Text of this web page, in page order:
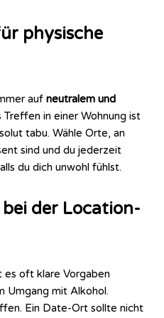
physische
auf neutralem und
Treffen in einer Wohnung ist
tabu. Wähle Orte, an
sind und du jederzeit
du dich unwohl fühlst.
der Location-
es oft klare Vorgaben
Umgang mit Alkohol.
Ein Date-Ort sollte nicht